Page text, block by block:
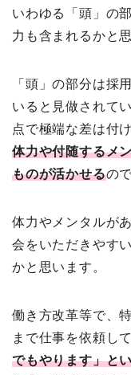
いわゆる「頭」の
力も含まれるかと
「頭」の部分は採
いると見做されて
点で極端な差は付
体力や付随するメ
ものが活かせるの
体力やメンタルが
会をいただきやす
かと思います。
働き方改革等で、
まで仕事を依頼し
でもやります」と